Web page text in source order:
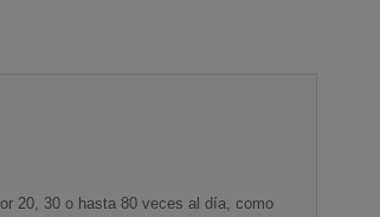
20, 30 o hasta 80 veces al día, como